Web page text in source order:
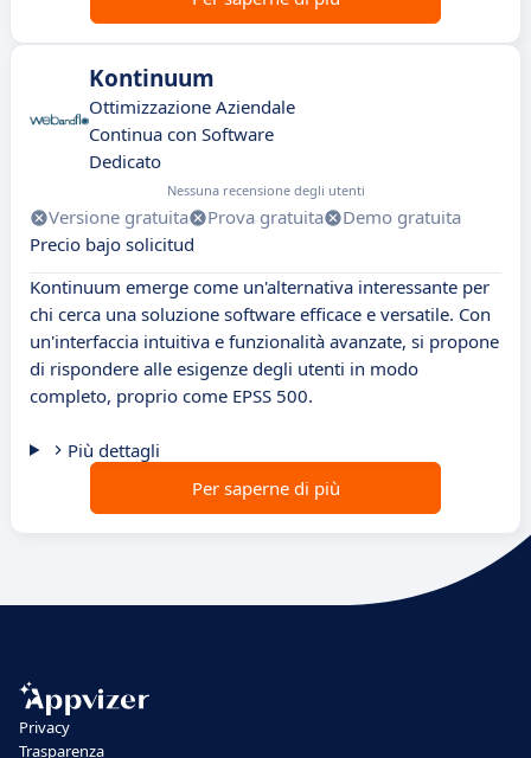
Kontinuum
Ottimizzazione Aziendale
Continua con Software
Dedicato
Nessuna recensione degli utenti
Versione gratuita Prova gratuita
Demo gratuita
Precio bajo solicitud
Kontinuum emerge come un'alternativa interessante per
chi cerca una soluzione software efficace e versatile. Con
un'interfaccia intuitiva e funzionalità avanzate, si propone
di rispondere alle esigenze degli utenti in modo
completo, proprio come EPSS 500.
Più dettagli
Per saperne di più
Privacy
Trasparenza